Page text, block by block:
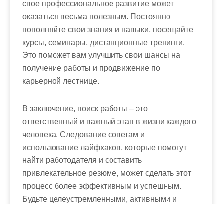
свое профессиональное развитие может
оказаться весьма полезным. Постоянно
пополняйте свои знания и навыки, посещайте
курсы, семинары, дистанционные тренинги.
Это поможет вам улучшить свои шансы на
получение работы и продвижение по
карьерной лестнице.
В заключение, поиск работы – это
ответственный и важный этап в жизни каждого
человека. Следование советам и
использование лайфхаков, которые помогут
найти работодателя и составить
привлекательное резюме, может сделать этот
процесс более эффективным и успешным.
Будьте целеустремленными, активными и